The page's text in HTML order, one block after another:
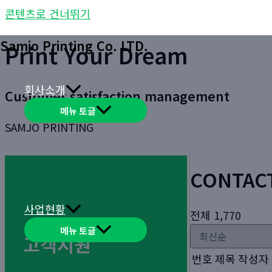
콘텐츠로 건너뛰기
Samjo Printing Co. LTD.
회사소개
메뉴 토글
사업현황
메뉴 토글
Print Your Dream
Customer satisfaction management
SAMJO PRINTING
고객지원
전체 1,770
번호제목 작성자